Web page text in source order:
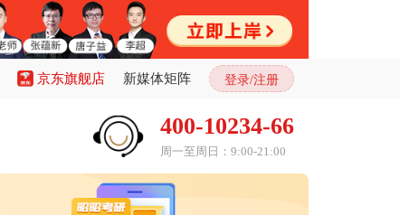
京东旗舰店 新媒体矩阵 登录/注册
400-10234-66
周一至周日：9:00-21:00